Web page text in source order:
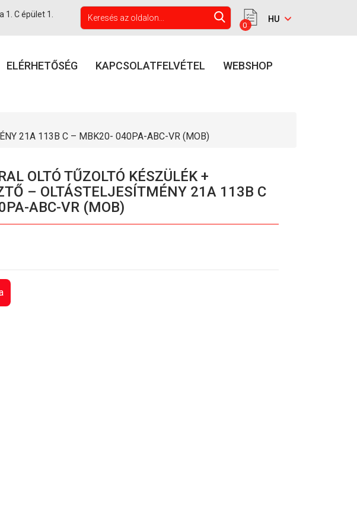
1. C épület 1.
0
ELÉRHETŐSÉG KAPCSOLATFELVÉTEL WEBSHOP
21A 113B C – MBK20- 040PA-ABC-VR (MOB)
OLTÓ TŰZOLTÓ KÉSZÜLÉK +
– OLTÁSTELJESÍTMÉNY 21A 113B C
ABC-VR (MOB)